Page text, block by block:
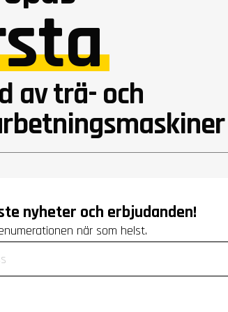
av trä- och
nyheter och erbjudanden!
när som helst.